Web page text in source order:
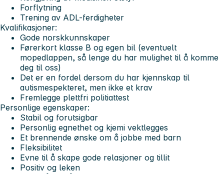
Forflytning
Trening av ADL-ferdigheter
Kvalifikasjoner:
Gode norskkunnskaper
Førerkort klasse B og egen bil (eventuelt
mopedlappen, så lenge du har mulighet til å komme
deg til oss)
Det er en fordel dersom du har kjennskap til
autismespekteret, men ikke et krav
Fremlegge plettfri politiattest
Personlige egenskaper:
Stabil og forutsigbar
Personlig egnethet og kjemi vektlegges
Et brennende ønske om å jobbe med barn
Fleksibilitet
Evne til å skape gode relasjoner og tillit
Positiv og leken